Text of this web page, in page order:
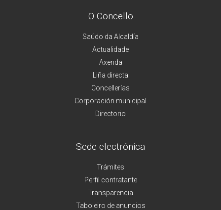
O Concello
Saúdo da Alcaldía
Actualidade
Axenda
Liña directa
Concellerías
Corporación municipal
Directorio
Sede electrónica
Trámites
Perfil contratante
Transparencia
Taboleiro de anuncios